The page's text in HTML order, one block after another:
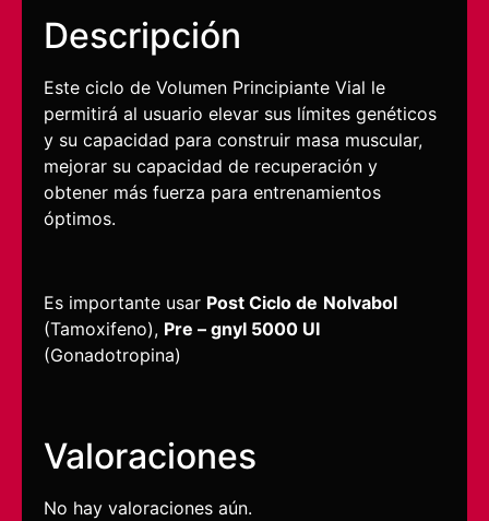
Descripción
Este ciclo de Volumen Principiante Vial le
permitirá al usuario elevar sus límites genéticos
y su capacidad para construir masa muscular,
mejorar su capacidad de recuperación y
obtener más fuerza para entrenamientos
óptimos.
Es importante usar Post Ciclo de Nolvabol
(Tamoxifeno), Pre – gnyI 5000 UI
(Gonadotropina)
Valoraciones
No hay valoraciones aún.